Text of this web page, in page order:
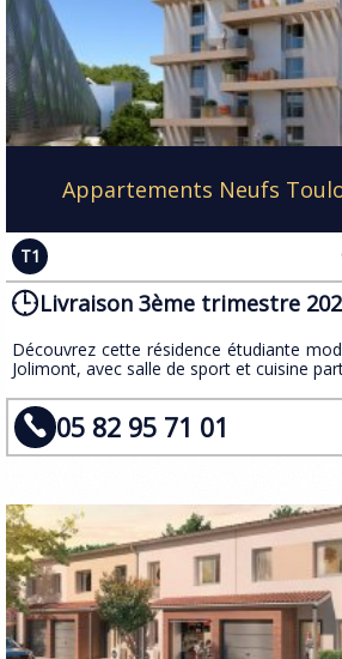
Appartements Neufs
T1
Livraison 3ème trimestre
​Découvrez cette résidence étudiante
Jolimont, avec salle de sport et cuisine
05 82 95 71 01